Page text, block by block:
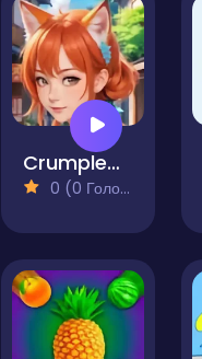
Crumpled Pictures
0 (0 Голосів)